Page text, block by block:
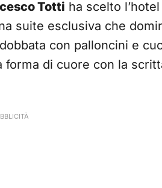
Totti ha scelto
suite esclusiva che
con palloncini e
forma di cuore con la